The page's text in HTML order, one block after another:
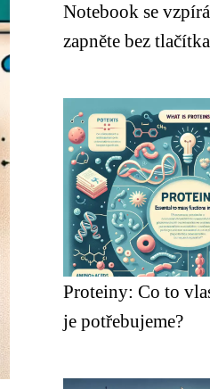
Notebook se
zapněte bez
Proteiny: Co to
je potřebujeme?